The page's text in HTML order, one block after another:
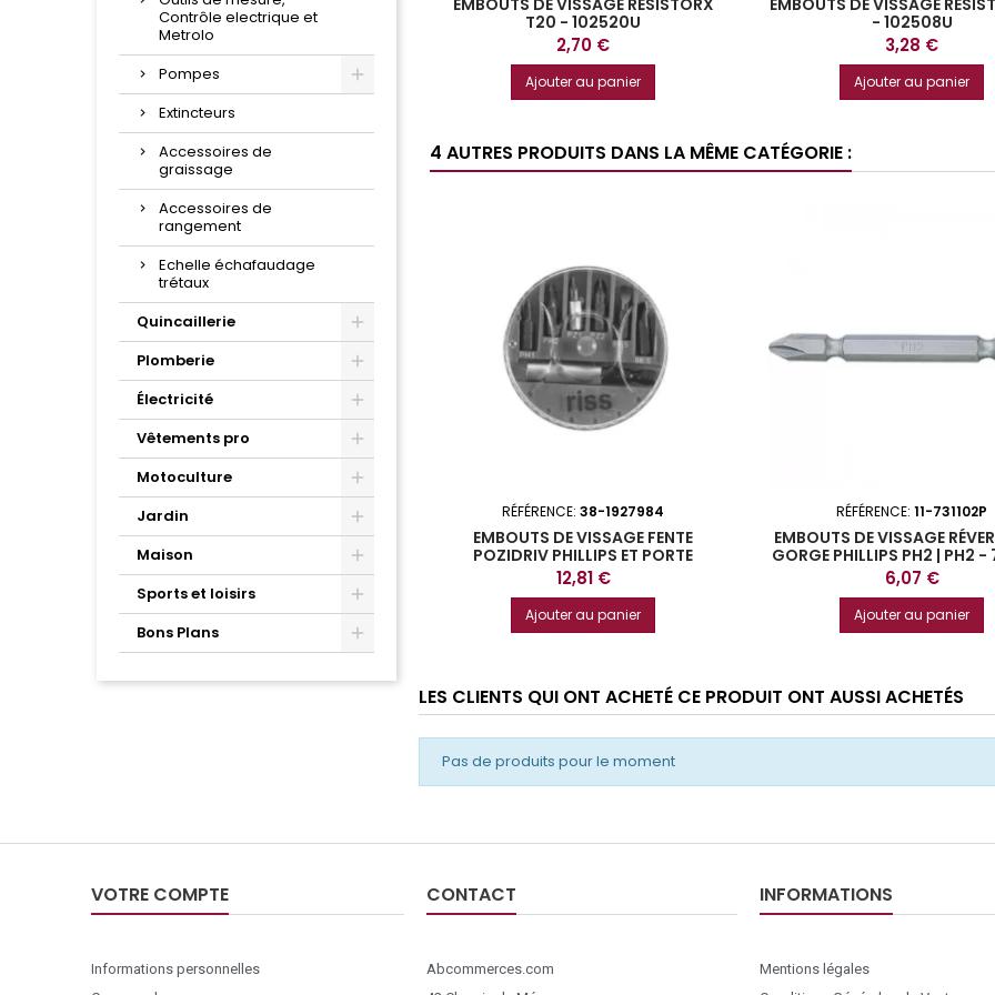
Contrôle electrique et
Metrolo
Pompes
Extincteurs
Accessoires de
graissage
Accessoires de
rangement
Echelle échafaudage
trétaux
Quincaillerie
Plomberie
Électricité
Vêtements pro
Motoculture
Jardin
Maison
Sports et loisirs
Bons Plans
EMBOUTS DE VISSAGE RESISTORX
T20 - 102520U
Prix
2,70 €
Ajouter au panier
EMBOUTS DE VISSAGE
- 102508U
Prix
3,28 €
Ajouter au panier
4 AUTRES PRODUITS DANS LA MÊME CATÉGORIE :
RÉFÉRENCE: 38-1927984
EMBOUTS DE VISSAGE FENTE
POZIDRIV PHILLIPS ET PORTE
EMBOUTS BOITE DISTRIBUTRICE DE 6
RISS
Prix
12,81 €
Ajouter au panier
RÉFÉRENCE: 11-731102P
EMBOUTS DE VISSAGE
GORGE PHILLIPS PH2 | PH2 -
Prix
6,07 €
Ajouter au panier
LES CLIENTS QUI ONT ACHETÉ CE PRODUIT ONT AUSSI ACHETÉS
Pas de produits pour le moment
VOTRE COMPTE
Informations personnelles
CONTACT
Abcommerces.com
INFORMATIONS
Mentions légales